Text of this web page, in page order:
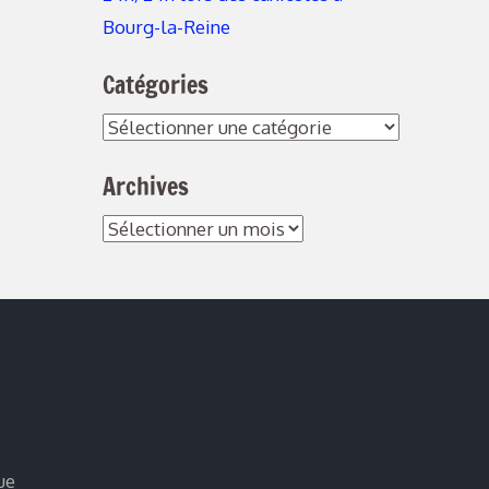
Bourg-la-Reine
Catégories
Catégories
Archives
Archives